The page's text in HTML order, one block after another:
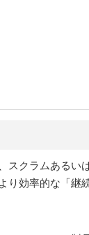
クラムあるい
効率的な「継